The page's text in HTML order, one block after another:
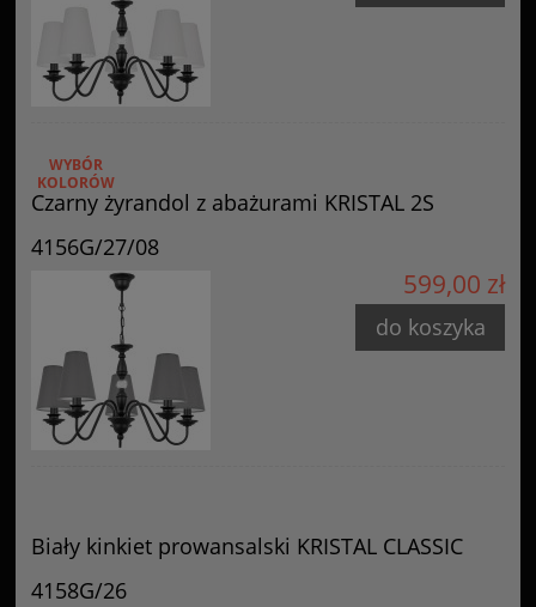
Czarny żyrandol z abażurami KRISTAL 2S
4156G/27/08
WYBÓR
KOLORÓW
599,00 zł
do koszyka
Biały kinkiet prowansalski KRISTAL CLASSIC
4158G/26